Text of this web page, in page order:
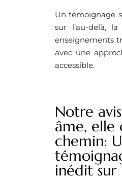
Un témoignage
sur l’au-delà,
enseignements
avec une
accessible.
Notre
âme, elle
chemin:
inédit sur